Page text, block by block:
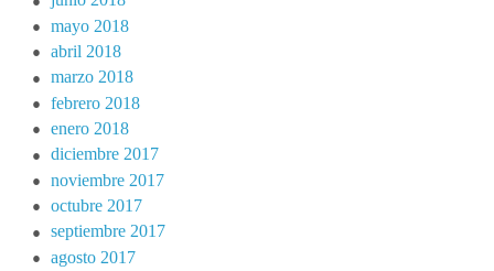
mayo 2018
abril 2018
marzo 2018
febrero 2018
enero 2018
diciembre 2017
noviembre 2017
octubre 2017
septiembre 2017
agosto 2017